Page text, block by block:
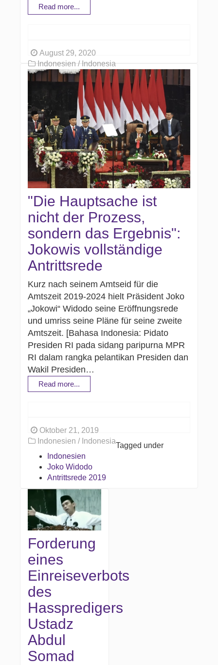
Read more...
August 29, 2020
Indonesien / Indonesia
"Die Hauptsache ist
nicht der Prozess,
sondern das Ergebnis":
Jokowis vollständige
Antrittsrede
Kurz nach seinem Amtseid für die
Amtszeit 2019-2024 hielt Präsident Joko
„Jokowi“ Widodo seine Eröffnungsrede
und umriss seine Pläne für seine zweite
Amtszeit. [Bahasa Indonesia: Pidato
Presiden RI pada sidang paripurna MPR
RI dalam rangka pelantikan Presiden dan
Wakil Presiden…
Read more...
Oktober 21, 2019
Indonesien / Indonesia
Tagged under
Indonesien
Joko Widodo
Antrittsrede 2019
Forderung
eines
Einreiseverbots
des
Hasspredigers
Ustadz
Abdul
Somad